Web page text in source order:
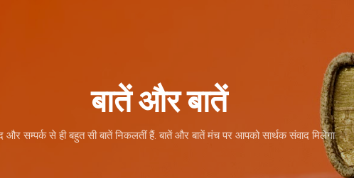
बातें और बातें
और सम्पर्क से ही बहुत सी बातें निकलतीं हैं. बातें और बातें मंच पर आपको सार्थक संवाद मिलेगा